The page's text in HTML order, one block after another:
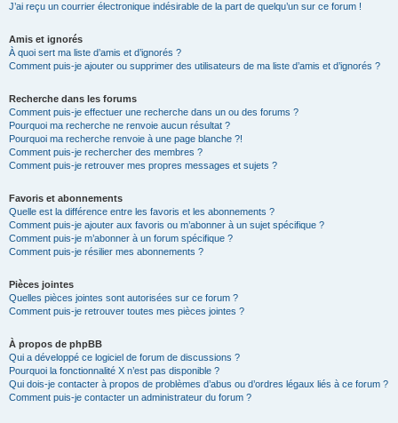
J’ai reçu un courrier électronique indésirable de la part de quelqu’un sur ce forum !
Amis et ignorés
À quoi sert ma liste d’amis et d’ignorés ?
Comment puis-je ajouter ou supprimer des utilisateurs de ma liste d’amis et d’ignorés ?
Recherche dans les forums
Comment puis-je effectuer une recherche dans un ou des forums ?
Pourquoi ma recherche ne renvoie aucun résultat ?
Pourquoi ma recherche renvoie à une page blanche ?!
Comment puis-je rechercher des membres ?
Comment puis-je retrouver mes propres messages et sujets ?
Favoris et abonnements
Quelle est la différence entre les favoris et les abonnements ?
Comment puis-je ajouter aux favoris ou m’abonner à un sujet spécifique ?
Comment puis-je m’abonner à un forum spécifique ?
Comment puis-je résilier mes abonnements ?
Pièces jointes
Quelles pièces jointes sont autorisées sur ce forum ?
Comment puis-je retrouver toutes mes pièces jointes ?
À propos de phpBB
Qui a développé ce logiciel de forum de discussions ?
Pourquoi la fonctionnalité X n’est pas disponible ?
Qui dois-je contacter à propos de problèmes d’abus ou d’ordres légaux liés à ce forum ?
Comment puis-je contacter un administrateur du forum ?